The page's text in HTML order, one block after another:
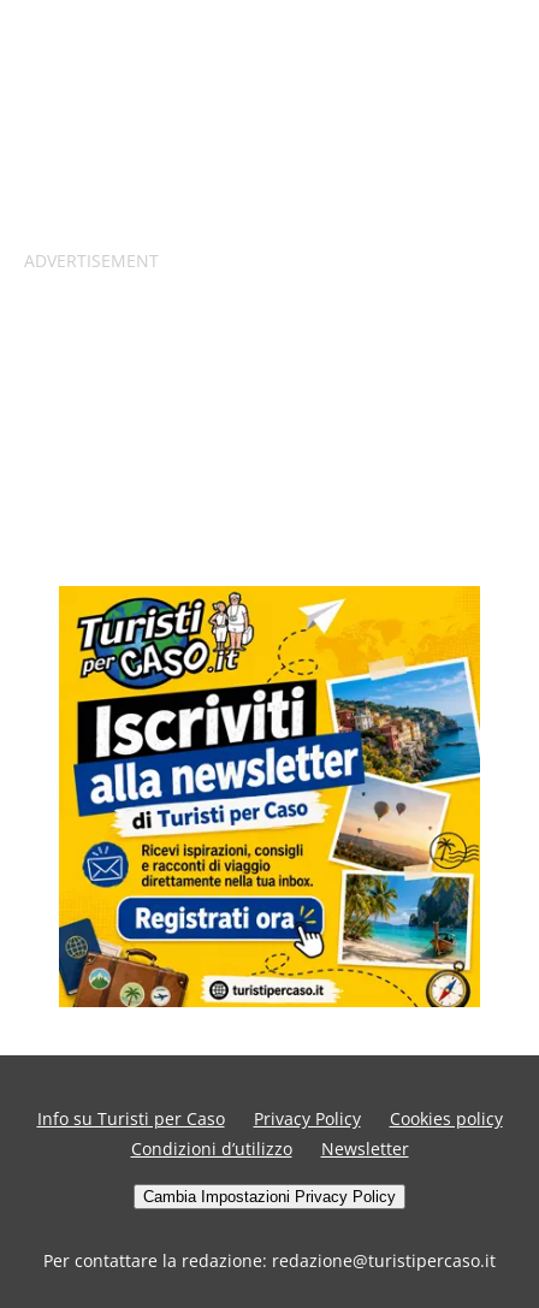
Info su Turisti per Caso Privacy Policy
Cookies policy
Condizioni d’utilizzo
Newsletter
Cambia Impostazioni Privacy Policy
Per contattare la redazione: redazione@turistipercaso.it